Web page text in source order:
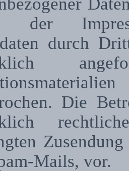
der
durch
Die
Mails, vor.